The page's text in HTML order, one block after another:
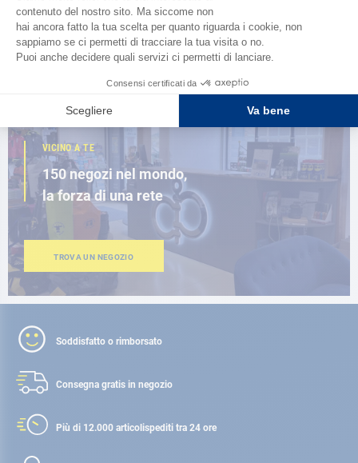
nuova guida AD 2026
VICINO A TE
150 negozi nel mondo,
la forza di una rete
TROVA UN NEGOZIO
Soddisfatto o rimborsato
Consegna gratis in negozio
Più di 12.000 articolispediti tra 24 ore